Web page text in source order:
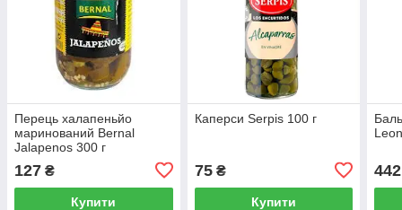
Перець халапеньйо
маринований Bernal
Jalapenos 300 г
127 ₴
Купити
Каперси Serpis 100 г
75₴
Купити
442